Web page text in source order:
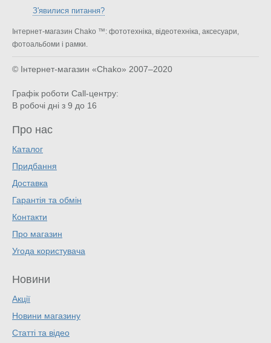
З'явилися питання?
Інтернет-магазин Chako ™: фототехніка, відеотехніка, аксесуари,
фотоальбоми і рамки.
© Інтернет-магазин «Chako» 2007–2020
Графік роботи Call-центру:
В робочі дні з 9 до 16
Про нас
Каталог
Придбання
Доставка
Гарантія та обмін
Контакти
Про магазин
Угода користувача
Новини
Акції
Новини магазину
Статті та відео